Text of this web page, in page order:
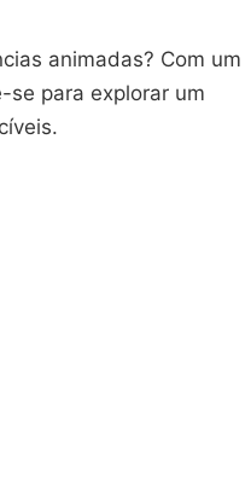
animadas? Com um
se para explorar um